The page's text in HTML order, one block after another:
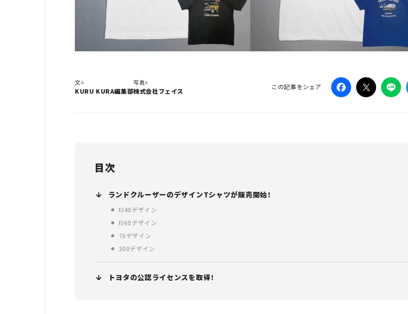
文=
KURU KURA編集部
写真=
株式会社フェイス
この記事をシェア
目次
ランドクルーザーのデザインTシャツが販売開始！
FJ40デザイン
FJ60デザイン
70デザイン
300デザイン
トヨタの公認ライセンスを取得！